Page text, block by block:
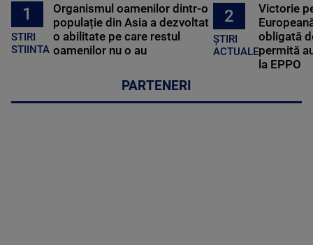
1
STIRI
STIINTA
Organismul oamenilor dintr-o
populație din Asia a dezvoltat
o abilitate pe care restul
oamenilor nu o au
2
ȘTIRI
ACTUALE
Victorie
obligată
permită
la EPPO
PARTENERI